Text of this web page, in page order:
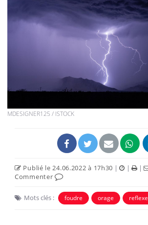
MDESIGNER125 / ISTOCK
Publié le 24.06.2022 à 17h30 | | |
Commenter
Mots clés : foudre orage reflexe